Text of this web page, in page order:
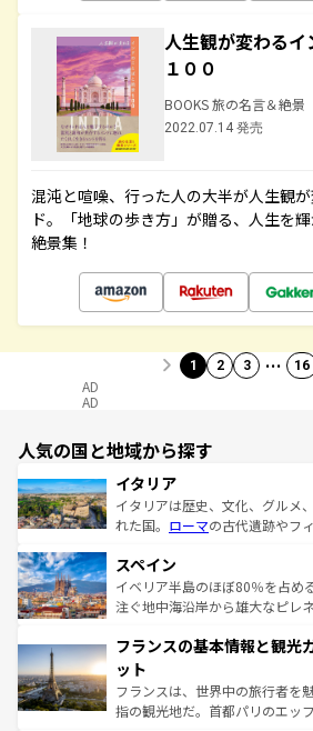
人生観が変わる
１００
BOOKS 旅の名言＆絶景
2022.07.14 発売
混沌と喧噪、行った人の大半が人生観
ド。「地球の歩き方」が贈る、人生を
絶景集！
1 2 3 … 16
AD
AD
人気の国と地域から探す
イタリア
イタリアは歴史、文化、グルメ
れた国。 ローマの古代遺跡やフ
ろん、トスカーナの美しい田園
景など、自然景観も見逃せない
ピザやパスタなど、絶品のイタ
ませてくれるイタリアで、忘れ
なお、新着のイタリア情報は
しい。
スペイン
イベリア半島のほぼ80％を占め
注ぐ地中海沿岸から雄大なピレ
文化が根付くこの国では、情熱
れる闘牛、そして美味しいタパ
る。首都マドリードの洗練され
アートに溢れた街角から、地方
フランスの基本情報と観光
ット
フランスは、世界中の旅行者を
指の観光地だ。首都パリのエッ